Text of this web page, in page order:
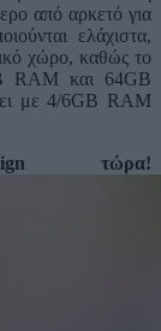
από αρκετό για
ελάχιστα,
χώρο, καθώς το
RAM και 64GB
με 4/6GB RAM
τώρα!